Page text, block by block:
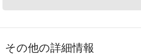
その他の詳細情報